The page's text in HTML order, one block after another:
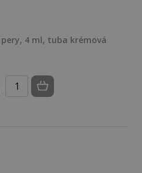
4 ml, tuba krémová